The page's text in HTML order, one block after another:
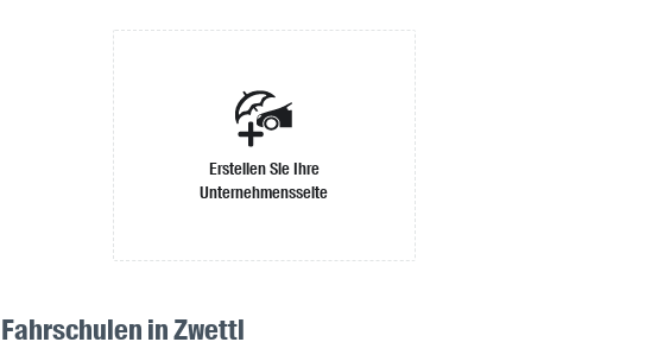
Erstellen Sie Ihre
Unternehmensseite
Fahrschulen in Zwettl